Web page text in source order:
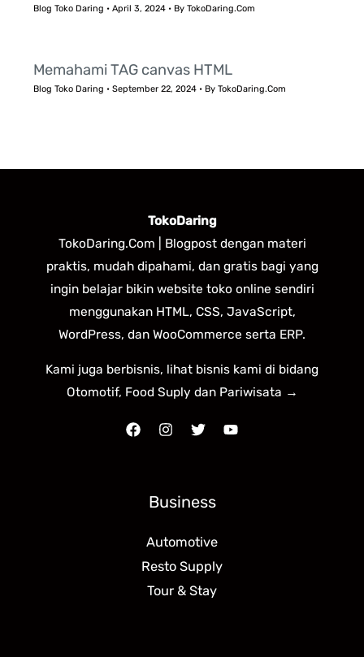
Blog Toko Daring •April 3, 2024 • ByTokoDaring.Com
Memahami TAG canvas HTML
Blog Toko Daring •September 22, 2024 • ByTokoDaring.Com
TokoDaring
TokoDaring.Com | Blogpost dengan materi
praktis, mudah dipahami, dan gratis bagi yang
ingin belajar bikin website toko online sendiri
menggunakan HTML, CSS, JavaScript,
WordPress, dan WooCommerce serta ERP.
Kami juga berbisnis, lihat bisnis kami di bidang
Otomotif, Food Suply dan Pariwisata →
Business
Automotive
Resto Supply
Tour & Stay